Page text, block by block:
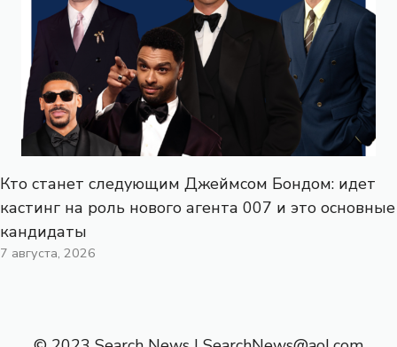
Кто станет следующим Джеймсом Бондом: идет
кастинг на роль нового агента 007 и это основные
кандидаты
7 августа, 2026